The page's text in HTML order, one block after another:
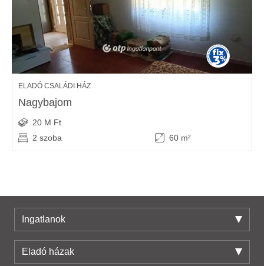
ELADÓ CSALÁDI HÁZ
Nagybajom
20 M Ft
2 szoba
60 m²
Ingatlanok
Eladó házak